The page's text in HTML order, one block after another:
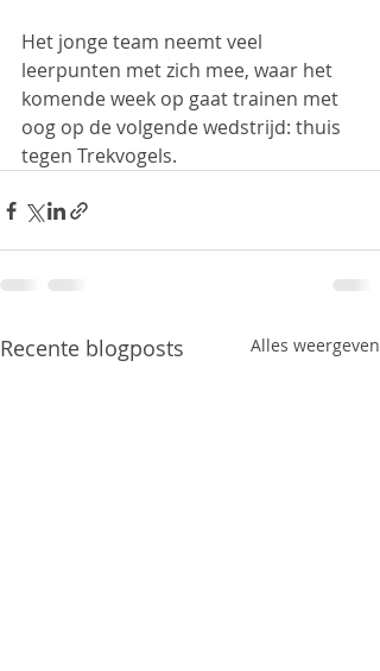
Het jonge team neemt veel
leerpunten met zich mee, waar het
komende week op gaat trainen met
oog op de volgende wedstrijd: thuis
tegen Trekvogels.
Recente blogposts Alles weergeven